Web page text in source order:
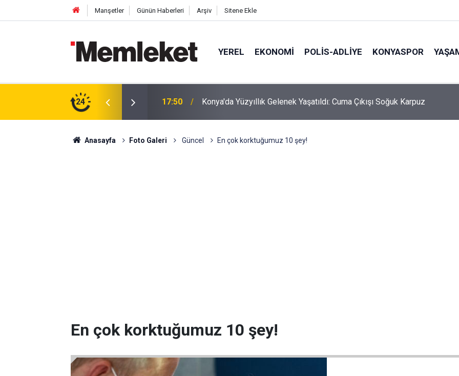
Manşetler Günün Haberleri Arşiv Sitene Ekle
YEREL EKONOMI POLİS-ADLİYE KONYASPOR
24
Cuma Çıkışı Soğuk Karpuz 17:48 İnsan İhmali Minik Carettanın Sonu Oldu
Anasayfa Foto Galeri Güncel En çok korktuğumuz 10 şey!
En çok korktuğumuz 10 şey!